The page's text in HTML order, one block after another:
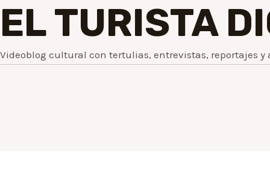
EL TURISTA
Videoblog cultural con tertulias, entrevistas, reportajes y